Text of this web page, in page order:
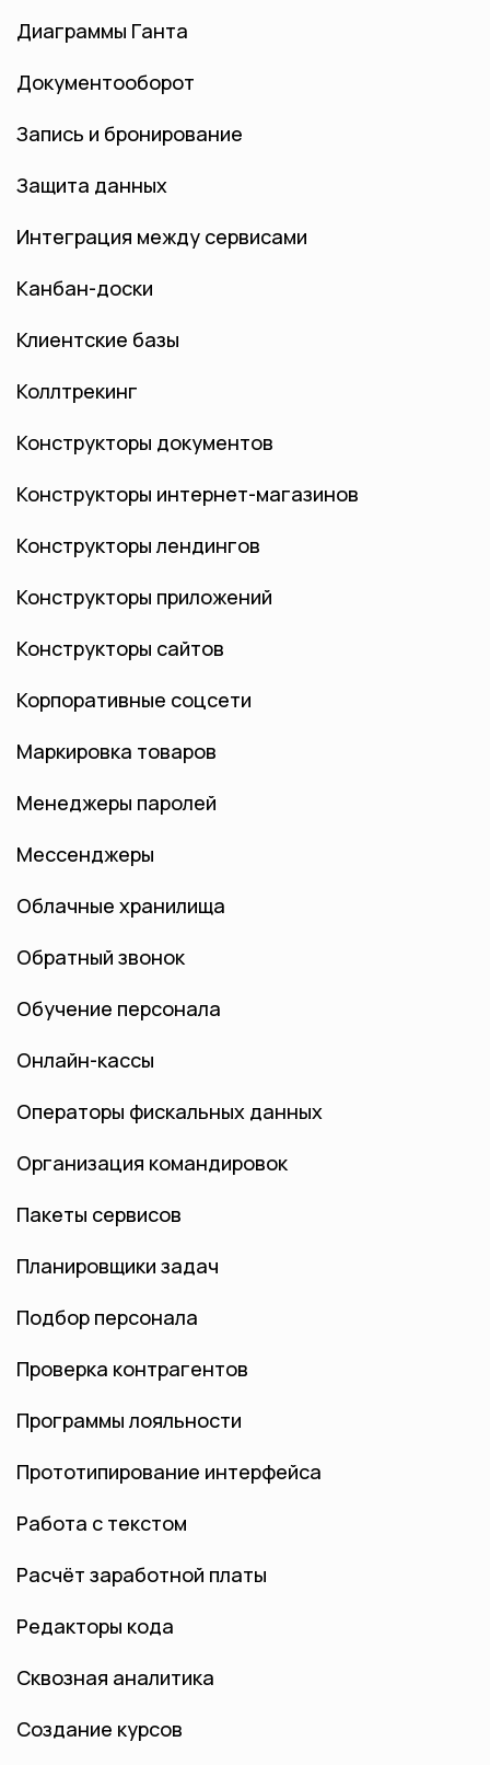
Диаграммы Ганта
Документооборот
Запись и бронирование
Защита данных
Интеграция между сервисами
Канбан-доски
Клиентские базы
Коллтрекинг
Конструкторы документов
Конструкторы интернет-магазинов
Конструкторы лендингов
Конструкторы приложений
Конструкторы сайтов
Корпоративные соцсети
Маркировка товаров
Менеджеры паролей
Мессенджеры
Облачные хранилища
Обратный звонок
Обучение персонала
Онлайн-кассы
Операторы фискальных данных
Организация командировок
Пакеты сервисов
Планировщики задач
Подбор персонала
Проверка контрагентов
Программы лояльности
Прототипирование интерфейса
Работа с текстом
Расчёт заработной платы
Редакторы кода
Сквозная аналитика
Создание курсов